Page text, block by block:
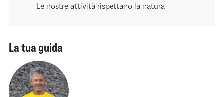
Le nostre attività rispettano la natura
La tua guida